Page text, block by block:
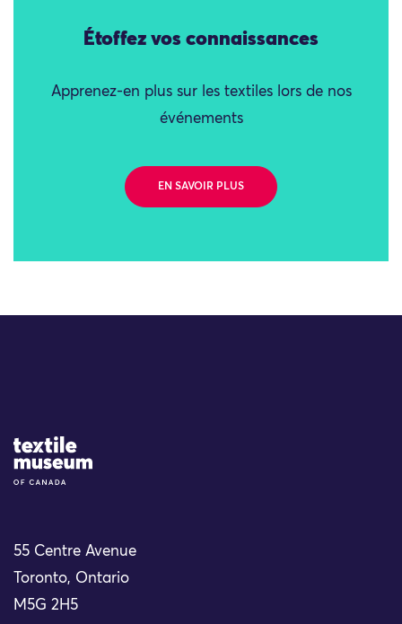
Étoffez vos connaissances
Apprenez-en plus sur les textiles lors de nos
événements
EN SAVOIR PLUS
Site Logo
55 Centre Avenue
Toronto, Ontario
M5G 2H5